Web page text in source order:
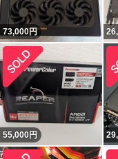
73,000円
55,000円